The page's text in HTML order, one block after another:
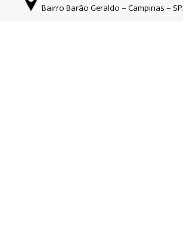
Bairro Barão Geraldo – Campinas – SP.